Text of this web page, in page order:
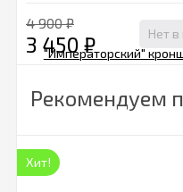
4 900₽
3 450 ₽ Нет в
Рекомендуем
Хит!